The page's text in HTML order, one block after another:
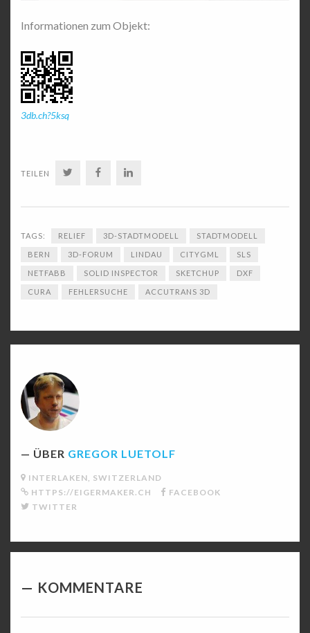
Informationen zum Objekt:
3db.ch?5ksq
TEILEN TWITTERFACEBOOK
TAGS: RELIEF 3D-STADTMODELL STADTMODELL
BERN 3D-FORUM LINDAU CITYGML SLS
NETFABB SOLID INSPECTOR SKETCHUP DXF
CURA FEHLERSUCHE ACCUTRANS 3D
ÜBER GREGOR LUETOLF
INTERLAKEN, SWITZERLAND
HTTPS://EIGERMAKER.CH
FACEBOOK
TWITTER
KOMMENTARE